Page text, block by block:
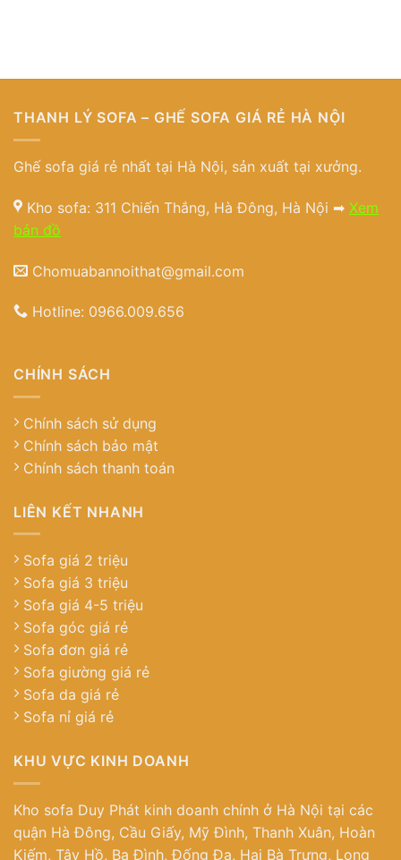
THANH LÝ SOFA – GHẾ SOFA GIÁ RẺ HÀ NỘI
Ghế sofa giá rẻ nhất tại Hà Nội, sản xuất tại xưởng.
Kho sofa: 311 Chiến Thắng, Hà Đông, Hà Nội ➡ Xem
bản đồ
Chomuabannoithat@gmail.com
Hotline: 0966.009.656
CHÍNH SÁCH
Chính sách sử dụng
Chính sách bảo mật
Chính sách thanh toán
LIÊN KẾT NHANH
Sofa giá 2 triệu
Sofa giá 3 triệu
Sofa giá 4-5 triệu
Sofa góc giá rẻ
Sofa đơn giá rẻ
Sofa giường giá rẻ
Sofa da giá rẻ
Sofa nỉ giá rẻ
KHU VỰC KINH DOANH
Kho sofa Duy Phát kinh doanh chính ở Hà Nội tại các
quận Hà Đông, Cầu Giấy, Mỹ Đình, Thanh Xuân, Hoàn
Kiếm, Tây Hồ, Ba Đình, Đống Đa, Hai Bà Trưng, Long